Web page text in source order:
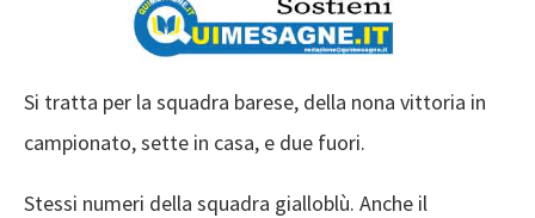
Si tratta per la squadra barese, della nona vittoria in
campionato, sette in casa, e due fuori.
Stessi numeri della squadra gialloblù. Anche il